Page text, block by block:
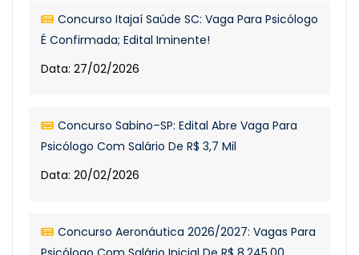
Concurso Itajaí Saúde SC: Vaga Para Psicólogo
É Confirmada; Edital Iminente!
Data: 27/02/2026
Concurso Sabino–SP: Edital Abre Vaga Para
Psicólogo Com Salário De R$ 3,7 Mil
Data: 20/02/2026
Concurso Aeronáutica 2026/2027: Vagas Para